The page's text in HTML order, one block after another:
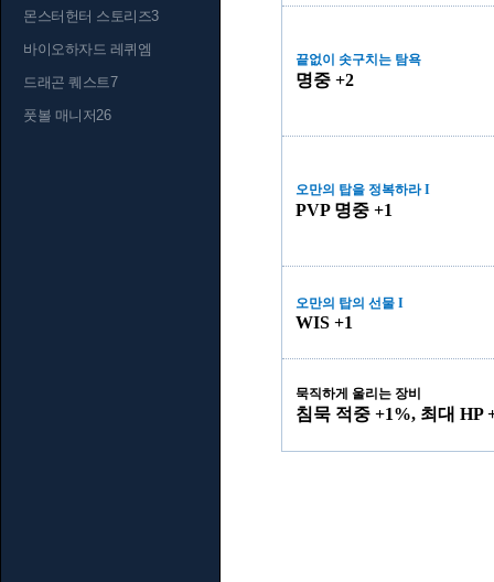
몬스터헌터 스토리즈3
바이오하자드 레퀴엠
드래곤 퀘스트7
풋볼 매니저26
끝없이 솟구치는 탐욕
명중 +2
오만의 탑을 정복하라 I
PVP 명중 +1
오만의 탑의 선물 I
WIS +1
묵직하게 울리는 장비
침묵 적중 +1%, 최대 HP